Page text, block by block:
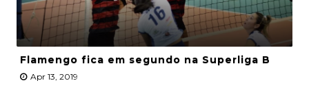
Flamengo fica em segundo na Superliga B
Apr 13, 2019